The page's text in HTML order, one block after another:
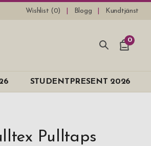
Wishlist (0) Blogg Kundtjänst
0
STUDENTPRESENT 2026
Pulltaps